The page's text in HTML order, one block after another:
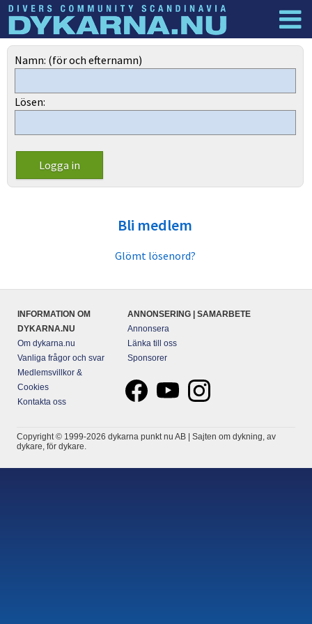
Dyknyheter
Namn: (för och efternamn)
Lösen:
Bli medlem
Glömt lösenord?
INFORMATION OM
DYKARNA.NU
Om dykarna.nu
Vanliga frågor och svar
Medlemsvillkor &
Cookies
Kontakta oss
ANNONSERING | SAMARBETE
Annonsera
Länka till oss
Sponsorer
Copyright © 1999-2026 dykarna punkt nu AB | Sajten om dykning, av
dykare, för dykare.